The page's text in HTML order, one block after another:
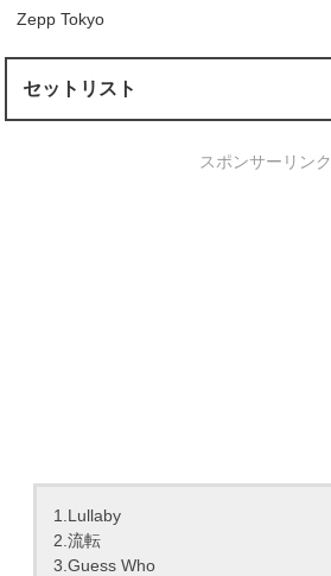
Zepp Tokyo
セットリスト
スポンサーリンク
1.Lullaby
2.流転
3.Guess Who